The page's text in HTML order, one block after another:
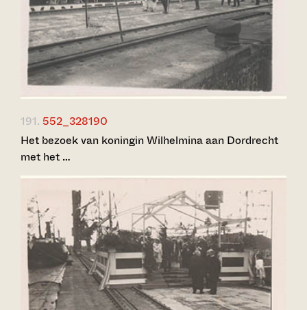
191. 552_328190
Het bezoek van koningin Wilhelmina aan Dordrecht
met het …